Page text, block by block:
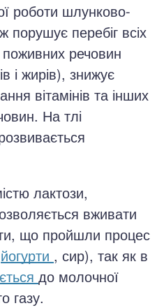
роботи шлунково-
порушує перебіг всіх
речовин
і жирів), знижує
вітамінів та інших
На тлі
лактози,
вживати
що пройшли процес
йогурти , сир), так як в
до молочної
газу.